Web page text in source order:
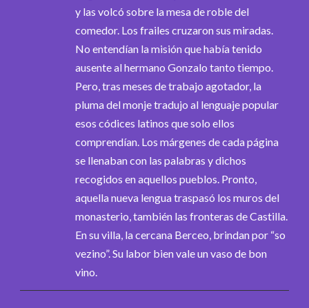
y las volcó sobre la mesa de roble del
comedor. Los frailes cruzaron sus miradas.
No entendían la misión que había tenido
ausente al hermano Gonzalo tanto tiempo.
Pero, tras meses de trabajo agotador, la
pluma del monje tradujo al lenguaje popular
esos códices latinos que solo ellos
comprendían. Los márgenes de cada página
se llenaban con las palabras y dichos
recogidos en aquellos pueblos. Pronto,
aquella nueva lengua traspasó los muros del
monasterio, también las fronteras de Castilla.
En su villa, la cercana Berceo, brindan por “so
vezino”. Su labor bien vale un vaso de bon
vino.